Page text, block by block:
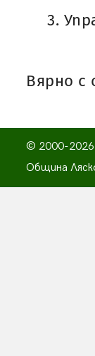
3.
Вярно с
© 2000-2026
Община